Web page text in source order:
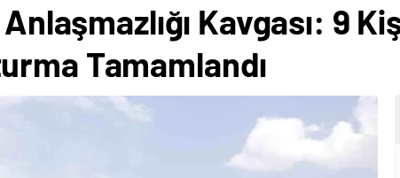
Kavgası: 9
Tamamlandı